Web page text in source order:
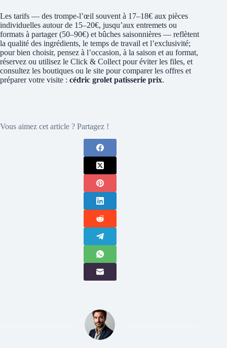
Les tarifs — des trompe-l’œil souvent à 17–18€ aux pièces
individuelles autour de 15–20€, jusqu’aux entremets ou
formats à partager (50–90€) et bûches saisonnières — reflètent
la qualité des ingrédients, le temps de travail et l’exclusivité;
pour bien choisir, pensez à l’occasion, à la saison et au format,
réservez ou utilisez le Click & Collect pour éviter les files, et
consultez les boutiques ou le site pour comparer les offres et
préparer votre visite : cédric grolet patisserie prix.
Vous aimez cet article ? Partagez !